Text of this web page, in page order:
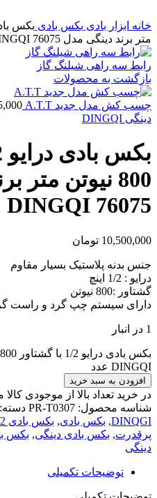
خانه ابزار بادی بکس بادی
متر برند دینگی مدل 76075 DINGQI
رابط سه راهی شیلنگ گاز
بازگشت به محصولات
چسب کش مدل جدید A.T.T
دینگی DINGQI
800 نیوتن
76075 DINGQI
10,500,000 تومان
جنس بدنه پلاستیک بسیار مقاوم
درایو : 1/2 اینچ
گشتاور :800 نیوتن
دارای سیستم چپ گرد و راست
1 در انبار
DINGQI عدد
افزودن به سبد خرید
در خرید تعداد بالا از موجودی
شناسه محصول: PR-T0307 دسته:
DINQGI
, بکس بادی, بکس بادی 1/2
پرقدرت, بکس بادی دینگی, بکس
دینگی
توضیحات تکمیلی